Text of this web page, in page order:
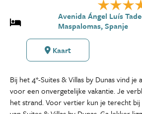
Avenida Ángel Luís
Maspalomas, Spanje
Kaart
Bij het 4*-Suites & Villas by Dunas vind je
voor een onvergetelijke vakantie. Je
het strand. Voor vertier kun je terecht bij